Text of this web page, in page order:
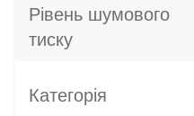
Рівень шумового
тиску
Категорія